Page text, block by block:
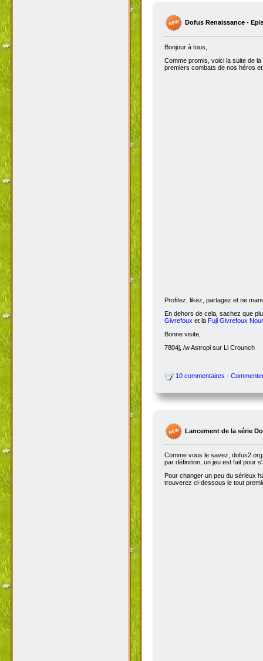
Dofus Renaissance -
Bonjour à tous,
Comme promis, voici la suite de
premiers combats de nos héros
Profitez, likez, partagez et ne
En dehors de cela, sachez que
Givrefoux et la Fuji Givrefoux
Bonne visite,
7804j, /w Astropi sur Li Crounch
10 commentaires -
Lancement de la série
Comme vous le savez,
par définition, un jeu est fait pour
Pour changer un peu du sérieux
trouverez ci-dessous le tout